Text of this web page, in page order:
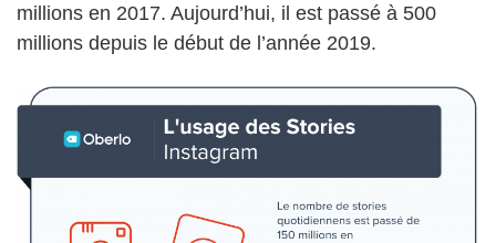
millions en 2017. Aujourd’hui, il est passé à 500
millions depuis le début de l’année 2019.